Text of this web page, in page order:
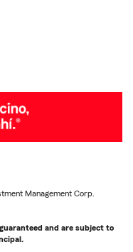
Management Corp.
and are subject to